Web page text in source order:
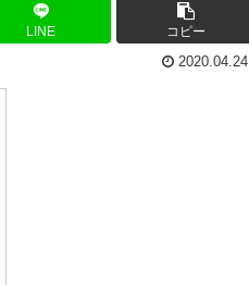
LINE コピー
2020.04.24